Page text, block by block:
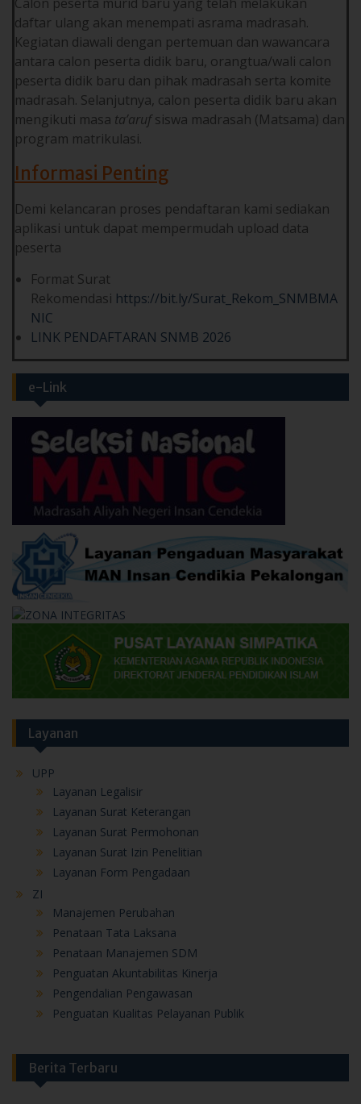
daftar ulang akan menempati asrama madrasah.
Kegiatan diawali dengan pertemuan dan wawancara
antara calon peserta didik baru, orangtua/wali calon
peserta didik baru dan pihak madrasah serta komite
madrasah. Selanjutnya, calon peserta didik baru akan
mengikuti masa ta’arufsiswa madrasah (Matsama) dan
program matrikulasi.
Informasi Penting
Demi kelancaran proses pendaftaran kami sediakan
aplikasi untuk dapat mempermudah upload data
peserta
Format Surat
Rekomendasi https://bit.ly/Surat_Rekom_SNMBMA
NIC
LINK PENDAFTARAN SNMB 2026
e-Link
Layanan
UPP
Layanan Legalisir
Layanan Surat Keterangan
Layanan Surat Permohonan
Layanan Surat Izin Penelitian
Layanan Form Pengadaan
ZI
Manajemen Perubahan
Penataan Tata Laksana
Penataan Manajemen SDM
Penguatan Akuntabilitas Kinerja
Pengendalian Pengawasan
Penguatan Kualitas Pelayanan Publik
Berita Terbaru